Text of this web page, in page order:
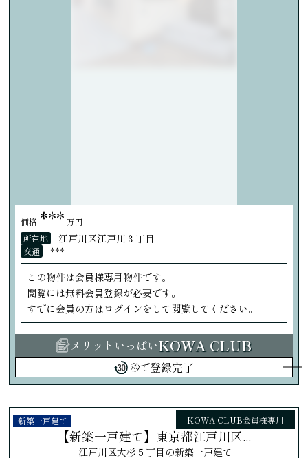
価格 *** 万円
所在地
江戸川区江戸川３丁目
交通
***
この物件は会員様専用物件です。
閲覧には無料会員登録が必要です。
すでに会員の方はログインをして閲覧してください。
メリットいっぱいKOWA CLUB
秒で登録完了
新築一戸建て
【新築一戸建て】東京都江戸川区...
江戸川区大杉５丁目の新築一戸建て
KOWA CLUB会員様専用